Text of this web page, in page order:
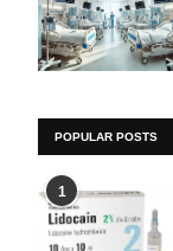
POPULAR POSTS
1